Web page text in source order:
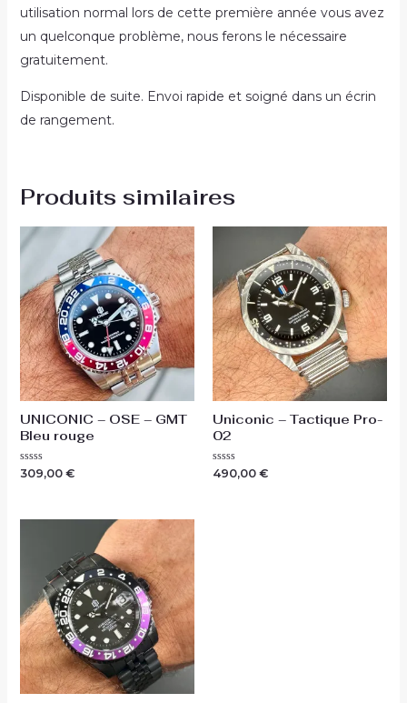
utilisation normal lors de cette première année vous avez
un quelconque problème, nous ferons le nécessaire
gratuitement.
Disponible de suite. Envoi rapide et soigné dans un écrin
de rangement.
Produits similaires
UNICONIC – OSE – GMT
Bleu rouge
Note
309,00 €
Uniconic – Tactique Pro-
02
Note
490,00 €